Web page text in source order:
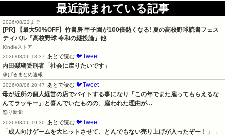
最近読まれている記事
2026/08/22まで
[PR] 【最大50%OFF】竹書房 甲子園が100倍熱くなる! 夏の高校野球読書フェス
ティバル『高校野球 令和の継投論』他
Kindleストア
2026/08/06 18:37
あとで読む 🐦Tweet
内田梨瑚受刑者「社会に戻りたいです」
稼げるまとめ速報
2026/08/06 20:47
あとで読む 🐦Tweet
母が近所の個人経営の店でバイトする事になり「この年でまた雇ってもらえるな
んてラッキー」と喜んでいたものの、雇われた理由が…
怒り新党
2026/08/06 19:30
あとで読む 🐦Tweet
「成人向けゲームを大ヒットさせて、とんでもない売り上げが入ったぞー！」→